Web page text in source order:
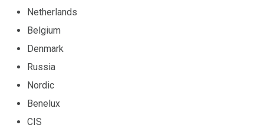
Netherlands
Belgium
Denmark
Russia
Nordic
Benelux
CIS